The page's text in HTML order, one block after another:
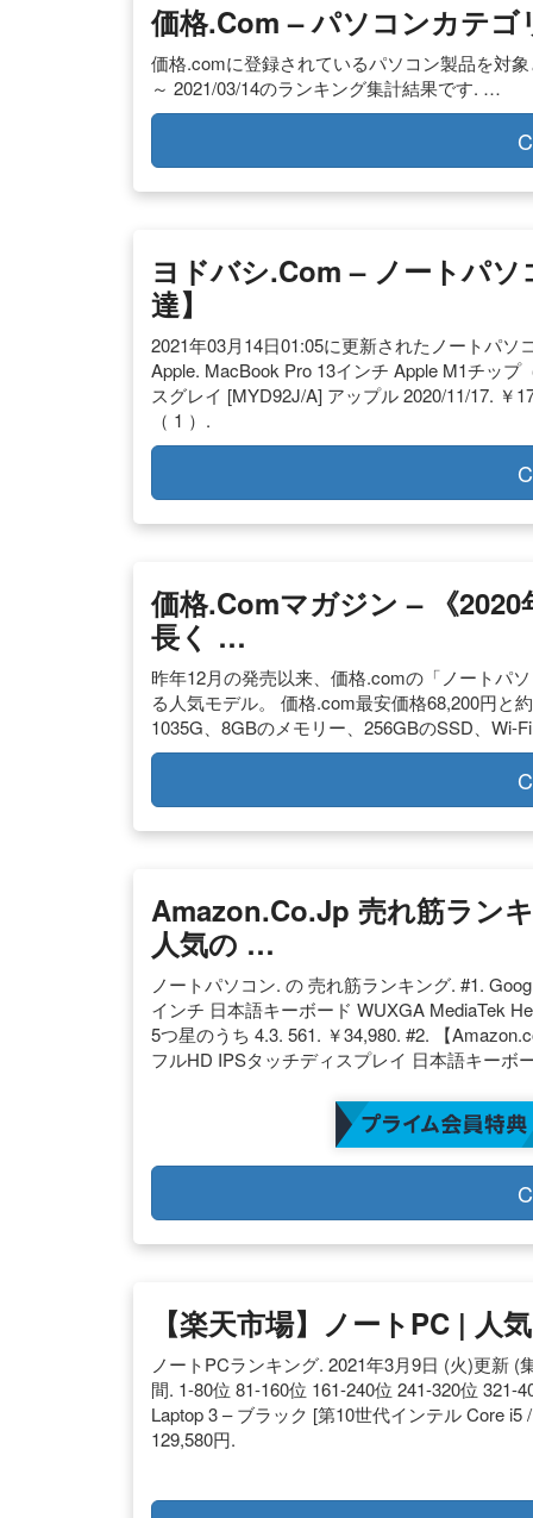
価格.com – パソコンカテゴ
価格.comに登録されているパソコン製品を対
～ 2021/03/14のランキング集計結果です. …
ヨドバシ.com – ノートパソ
達】
2021年03月14日01:05に更新されたノートパ
Apple. MacBook Pro 13インチ Apple M1チッ
スグレイ [MYD92J/A] アップル 2020/11/17. ￥
（ 1 ）.
価格.comマガジン – 《
長く …
昨年12月の発売以来、価格.comの「ノートパ
る人気モデル。 価格.com最安価格68,200円と
1035G、8GBのメモリー、256GBのSSD、Wi-
Amazon.co.jp 売れ筋ラン
人気の …
ノートパソコン. の 売れ筋ランキング. #1.
インチ 日本語キーボード WUXGA MediaTek
5つ星のうち 4.3. 561. ￥34,980. #2. 【
フルHD IPSタッチディスプレイ 日本語キーボ
【楽天市場】ノートPC | 人
ノートPCランキング. 2021年3月9日 (火)更新
間. 1-80位 81-160位 161-240位 241-320位
Laptop 3 – ブラック [第10世代インテル Core
129,580円.